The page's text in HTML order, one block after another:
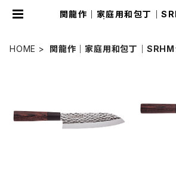
関龍作｜家庭用和包丁｜
HOME 関龍作｜家庭用和包丁｜SRHM